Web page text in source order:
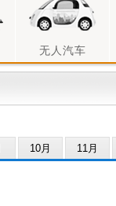
无人汽车
10月 11月